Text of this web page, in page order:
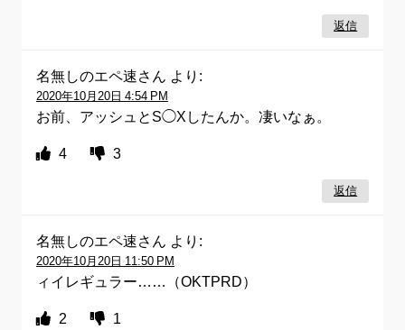
返信
名無しのエペ速さん より:
2020年10月20日 4:54 PM
お前、アッシュとS◯Xしたんか。凄いなぁ。
4 3
返信
名無しのエペ速さん より:
2020年10月20日 11:50 PM
ィイレギュラー……（OKTPRD）
2 1